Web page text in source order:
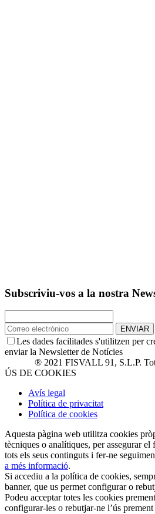
Subscriviu-vos a la nostra
ENVIAR
Les dades facilitades s'utilitzen per
enviar la Newsletter de Notícies
® 2021 FISVALL 91, S.L.P.
ÚS DE COOKIES
Avís legal
Política de privacitat
Política de cookies
Aquesta pàgina web utilitza cookies
tècniques o analítiques, per assegurar
tots els seus continguts i fer-ne
a més informació.
Si accediu a la política de cookies,
banner, que us permet configurar o
Podeu acceptar totes les cookies
configurar-les o rebutjar-ne l’ús